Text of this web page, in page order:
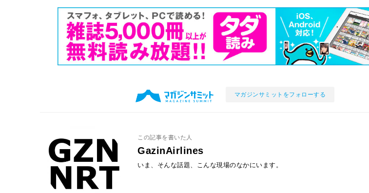
マガジンサミットをフォローする
この記事を書いた人
GazinAirlines
いま、そんな話題、こんな現場のなかにいます。